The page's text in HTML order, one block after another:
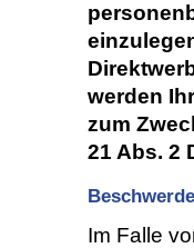
werden
zum
21 Abs. 2
Im Falle